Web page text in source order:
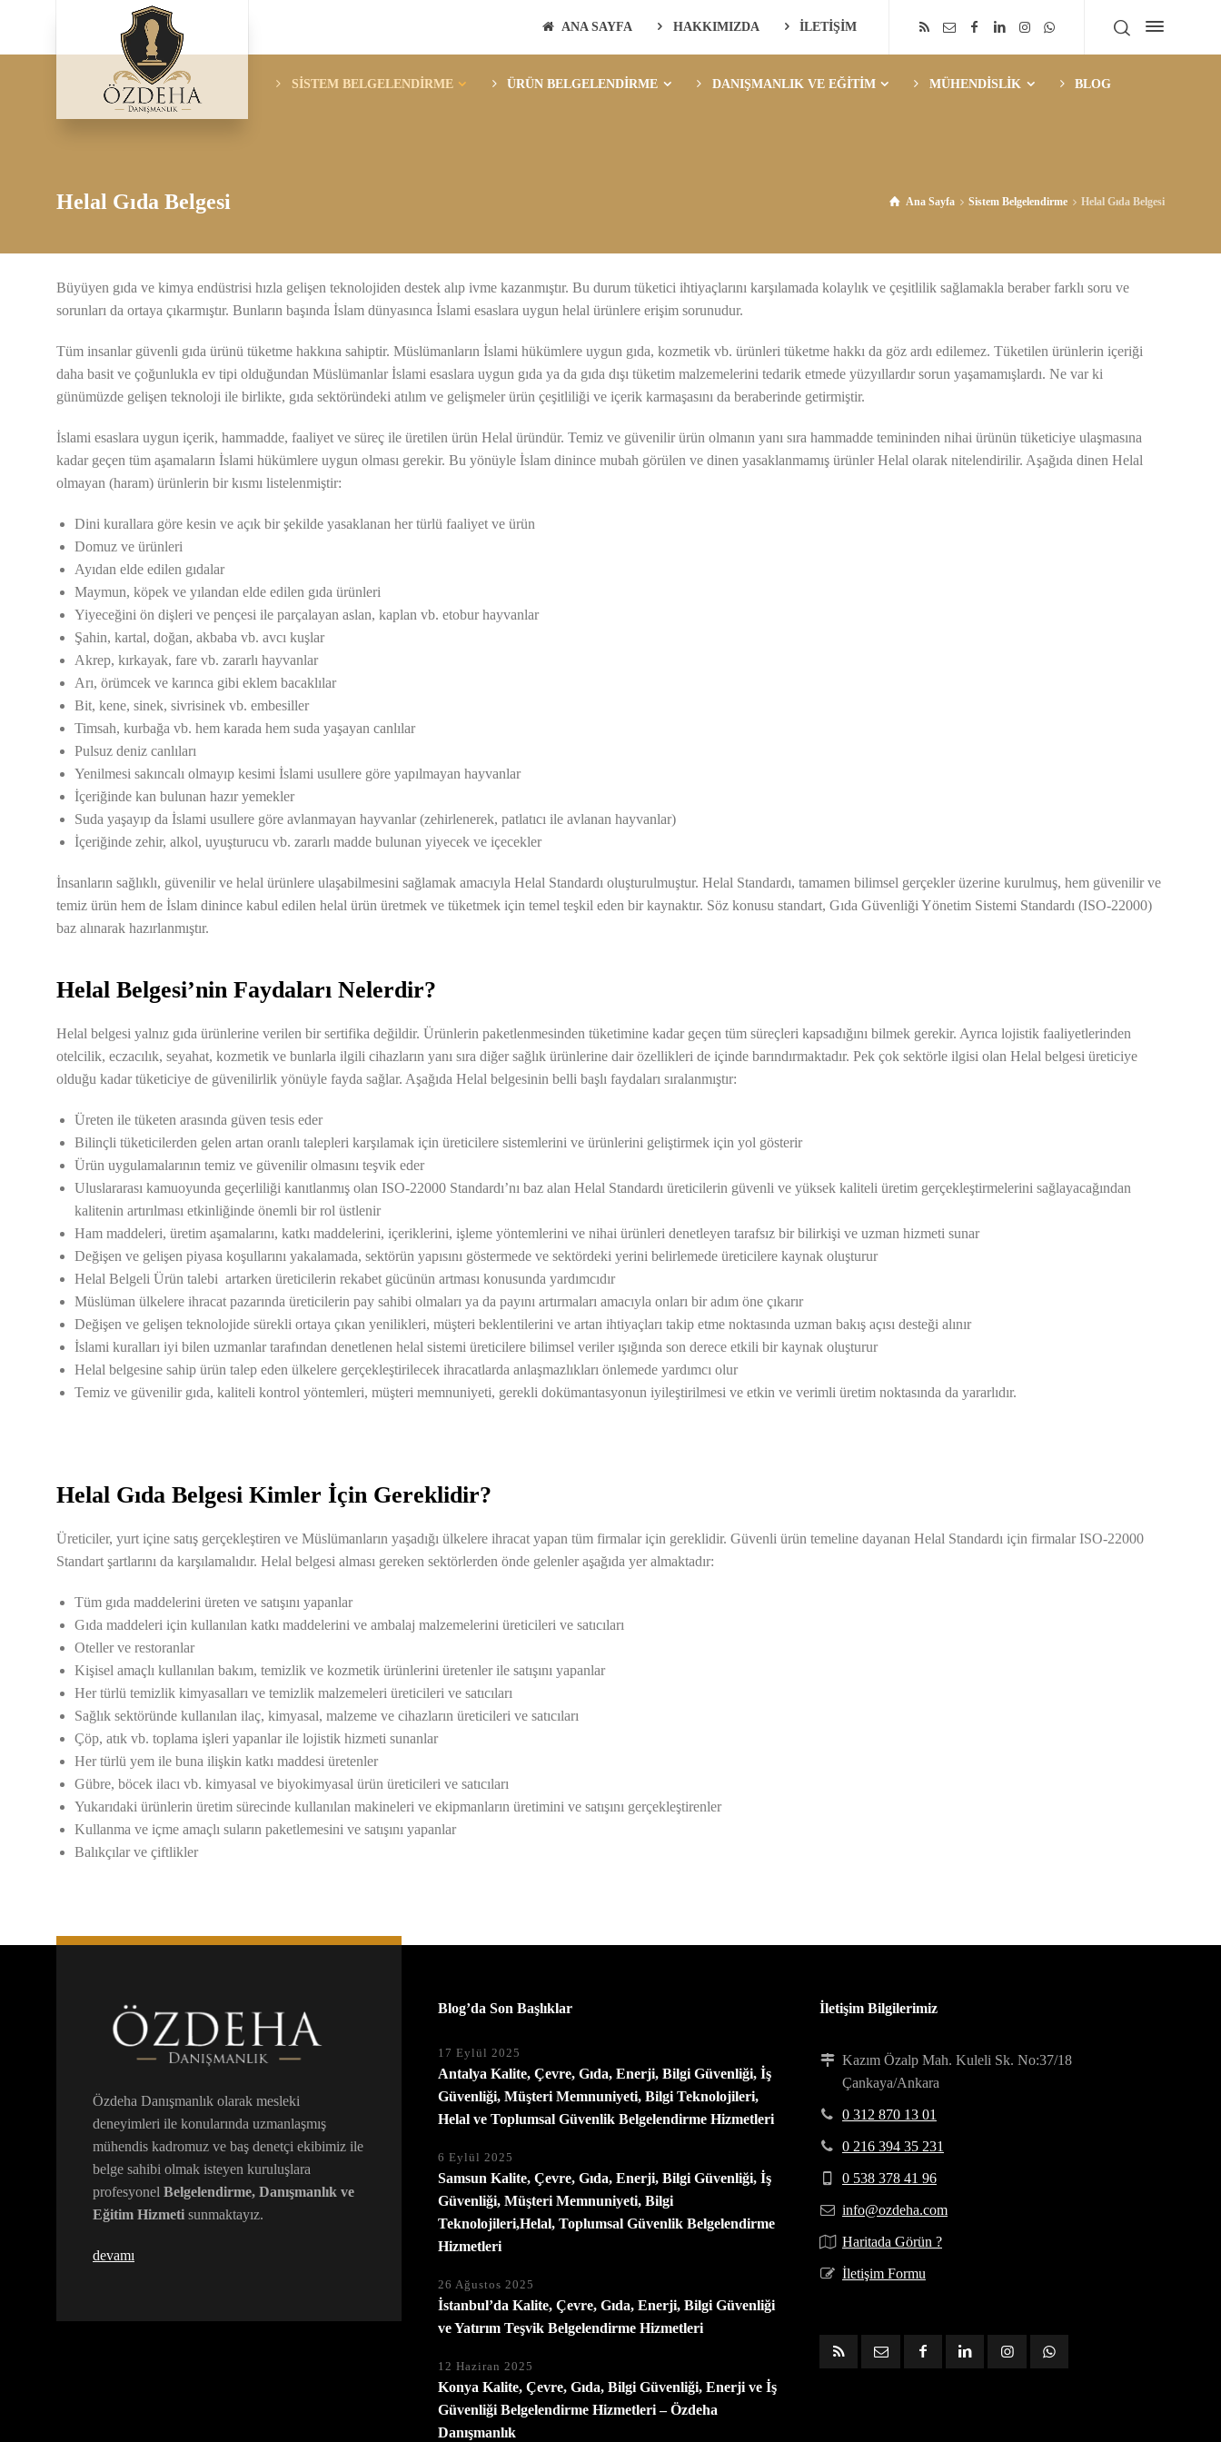
ANA SAYFA HAKKIMIZDA İLETİŞİM
SİSTEM BELGELENDİRME ÜRÜN BELGELENDİRME DANIŞMANLIK VE EĞİTİM MÜHENDİSLİK BLOG
Helal Gıda Belgesi Ana Sayfa Sistem Belgelendirme Helal Gıda Belgesi
Büyüyen gıda ve kimya endüstrisi hızla gelişen teknolojiden destek alıp ivme kazanmıştır. Bu durum tüketici ihtiyaçlarını karşılamada kolaylık ve çeşitlilik sağlamakla beraber farklı soru ve
sorunları da ortaya çıkarmıştır. Bunların başında İslam dünyasınca İslami esaslara uygun helal ürünlere erişim sorunudur.
Tüm insanlar güvenli gıda ürünü tüketme hakkına sahiptir. Müslümanların İslami hükümlere uygun gıda, kozmetik vb. ürünleri tüketme hakkı da göz ardı edilemez. Tüketilen ürünlerin içeriği
daha basit ve çoğunlukla ev tipi olduğundan Müslümanlar İslami esaslara uygun gıda ya da gıda dışı tüketim malzemelerini tedarik etmede yüzyıllardır sorun yaşamamışlardı. Ne var ki
günümüzde gelişen teknoloji ile birlikte, gıda sektöründeki atılım ve gelişmeler ürün çeşitliliği ve içerik karmaşasını da beraberinde getirmiştir.
İslami esaslara uygun içerik, hammadde, faaliyet ve süreç ile üretilen ürün Helal üründür. Temiz ve güvenilir ürün olmanın yanı sıra hammadde temininden nihai ürünün tüketiciye ulaşmasına
kadar geçen tüm aşamaların İslami hükümlere uygun olması gerekir. Bu yönüyle İslam dinince mubah görülen ve dinen yasaklanmamış ürünler Helal olarak nitelendirilir. Aşağıda dinen Helal
olmayan (haram) ürünlerin bir kısmı listelenmiştir:
Dini kurallara göre kesin ve açık bir şekilde yasaklanan her türlü faaliyet ve ürün
Domuz ve ürünleri
Ayıdan elde edilen gıdalar
Maymun, köpek ve yılandan elde edilen gıda ürünleri
Yiyeceğini ön dişleri ve pençesi ile parçalayan aslan, kaplan vb. etobur hayvanlar
Şahin, kartal, doğan, akbaba vb. avcı kuşlar
Akrep, kırkayak, fare vb. zararlı hayvanlar
Arı, örümcek ve karınca gibi eklem bacaklılar
Bit, kene, sinek, sivrisinek vb. embesiller
Timsah, kurbağa vb. hem karada hem suda yaşayan canlılar
Pulsuz deniz canlıları
Yenilmesi sakıncalı olmayıp kesimi İslami usullere göre yapılmayan hayvanlar
İçeriğinde kan bulunan hazır yemekler
Suda yaşayıp da İslami usullere göre avlanmayan hayvanlar (zehirlenerek, patlatıcı ile avlanan hayvanlar)
İçeriğinde zehir, alkol, uyuşturucu vb. zararlı madde bulunan yiyecek ve içecekler
İnsanların sağlıklı, güvenilir ve helal ürünlere ulaşabilmesini sağlamak amacıyla Helal Standardı oluşturulmuştur. Helal Standardı, tamamen bilimsel gerçekler üzerine kurulmuş, hem güvenilir ve
temiz ürün hem de İslam dinince kabul edilen helal ürün üretmek ve tüketmek için temel teşkil eden bir kaynaktır. Söz konusu standart, Gıda Güvenliği Yönetim Sistemi Standardı (ISO-22000)
baz alınarak hazırlanmıştır.
Helal Belgesi’nin Faydaları Nelerdir?
Helal belgesi yalnız gıda ürünlerine verilen bir sertifika değildir. Ürünlerin paketlenmesinden tüketimine kadar geçen tüm süreçleri kapsadığını bilmek gerekir. Ayrıca lojistik faaliyetlerinden
otelcilik, eczacılık, seyahat, kozmetik ve bunlarla ilgili cihazların yanı sıra diğer sağlık ürünlerine dair özellikleri de içinde barındırmaktadır. Pek çok sektörle ilgisi olan Helal belgesi üreticiye
olduğu kadar tüketiciye de güvenilirlik yönüyle fayda sağlar. Aşağıda Helal belgesinin belli başlı faydaları sıralanmıştır:
Üreten ile tüketen arasında güven tesis eder
Bilinçli tüketicilerden gelen artan oranlı talepleri karşılamak için üreticilere sistemlerini ve ürünlerini geliştirmek için yol gösterir
Ürün uygulamalarının temiz ve güvenilir olmasını teşvik eder
Uluslararası kamuoyunda geçerliliği kanıtlanmış olan ISO-22000 Standardı’nı baz alan Helal Standardı üreticilerin güvenli ve yüksek kaliteli üretim gerçekleştirmelerini sağlayacağından
kalitenin artırılması etkinliğinde önemli bir rol üstlenir
Ham maddeleri, üretim aşamalarını, katkı maddelerini, içeriklerini, işleme yöntemlerini ve nihai ürünleri denetleyen tarafsız bir bilirkişi ve uzman hizmeti sunar
Değişen ve gelişen piyasa koşullarını yakalamada, sektörün yapısını göstermede ve sektördeki yerini belirlemede üreticilere kaynak oluşturur
Helal Belgeli Ürün talebi artarken üreticilerin rekabet gücünün artması konusunda yardımcıdır
Müslüman ülkelere ihracat pazarında üreticilerin pay sahibi olmaları ya da payını artırmaları amacıyla onları bir adım öne çıkarır
Değişen ve gelişen teknolojide sürekli ortaya çıkan yenilikleri, müşteri beklentilerini ve artan ihtiyaçları takip etme noktasında uzman bakış açısı desteği alınır
İslami kuralları iyi bilen uzmanlar tarafından denetlenen helal sistemi üreticilere bilimsel veriler ışığında son derece etkili bir kaynak oluşturur
Helal belgesine sahip ürün talep eden ülkelere gerçekleştirilecek ihracatlarda anlaşmazlıkları önlemede yardımcı olur
Temiz ve güvenilir gıda, kaliteli kontrol yöntemleri, müşteri memnuniyeti, gerekli dokümantasyonun iyileştirilmesi ve etkin ve verimli üretim noktasında da yararlıdır.
Helal Gıda Belgesi Kimler İçin Gereklidir?
Üreticiler, yurt içine satış gerçekleştiren ve Müslümanların yaşadığı ülkelere ihracat yapan tüm firmalar için gereklidir. Güvenli ürün temeline dayanan Helal Standardı için firmalar ISO-22000
Standart şartlarını da karşılamalıdır. Helal belgesi alması gereken sektörlerden önde gelenler aşağıda yer almaktadır:
Tüm gıda maddelerini üreten ve satışını yapanlar
Gıda maddeleri için kullanılan katkı maddelerini ve ambalaj malzemelerini üreticileri ve satıcıları
Oteller ve restoranlar
Kişisel amaçlı kullanılan bakım, temizlik ve kozmetik ürünlerini üretenler ile satışını yapanlar
Her türlü temizlik kimyasalları ve temizlik malzemeleri üreticileri ve satıcıları
Sağlık sektöründe kullanılan ilaç, kimyasal, malzeme ve cihazların üreticileri ve satıcıları
Çöp, atık vb. toplama işleri yapanlar ile lojistik hizmeti sunanlar
Her türlü yem ile buna ilişkin katkı maddesi üretenler
Gübre, böcek ilacı vb. kimyasal ve biyokimyasal ürün üreticileri ve satıcıları
Yukarıdaki ürünlerin üretim sürecinde kullanılan makineleri ve ekipmanların üretimini ve satışını gerçekleştirenler
Kullanma ve içme amaçlı suların paketlemesini ve satışını yapanlar
Balıkçılar ve çiftlikler
Özdeha Danışmanlık olarak mesleki
deneyimleri ile konularında uzmanlaşmış
mühendis kadromuz ve baş denetçi ekibimiz ile
belge sahibi olmak isteyen kuruluşlara
profesyonel Belgelendirme, Danışmanlık ve
Eğitim Hizmeti sunmaktayız.
devamı
Blog’da Son Başlıklar
17 Eylül 2025
Antalya Kalite, Çevre, Gıda, Enerji, Bilgi Güvenliği, İş
Güvenliği, Müşteri Memnuniyeti, Bilgi Teknolojileri,
Helal ve Toplumsal Güvenlik Belgelendirme Hizmetleri
6 Eylül 2025
Samsun Kalite, Çevre, Gıda, Enerji, Bilgi Güvenliği, İş
Güvenliği, Müşteri Memnuniyeti, Bilgi
Teknolojileri,Helal, Toplumsal Güvenlik Belgelendirme
Hizmetleri
26 Ağustos 2025
İstanbul’da Kalite, Çevre, Gıda, Enerji, Bilgi Güvenliği
ve Yatırım Teşvik Belgelendirme Hizmetleri
12 Haziran 2025
Konya Kalite, Çevre, Gıda, Bilgi Güvenliği, Enerji ve İş
Güvenliği Belgelendirme Hizmetleri – Özdeha
Danışmanlık
İletişim Bilgilerimiz
Kazım Özalp Mah. Kuleli Sk. No:37/18
Çankaya/Ankara
0 312 870 13 01
0 216 394 35 231
0 538 378 41 96
info@ozdeha.com
Haritada Görün ?
İletişim Formu